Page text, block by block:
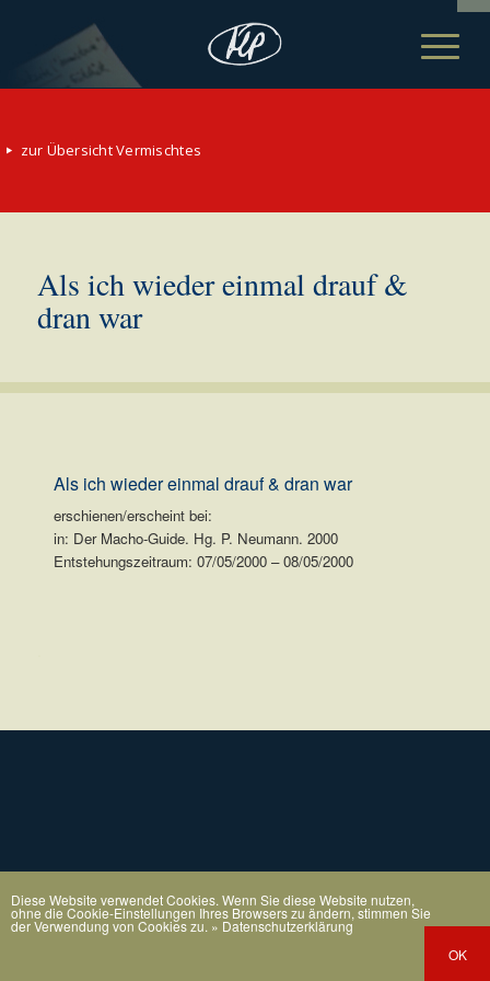
zur Übersicht Vermischtes
Als ich wieder einmal drauf &
dran war
Als ich wieder einmal drauf & dran war
erschienen/erscheint bei:
in: Der Macho-Guide. Hg. P. Neumann. 2000
Entstehungszeitraum: 07/05/2000 – 08/05/2000
Diese Website verwendet Cookies. Wenn Sie diese Website nutzen,
ohne die Cookie-Einstellungen Ihres Browsers zu ändern, stimmen Sie
der Verwendung von Cookies zu. » Datenschutzerklärung
OK